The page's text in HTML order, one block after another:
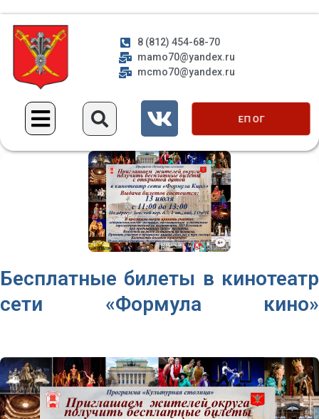
8 (812) 454-68-70
mamo70@yandex.ru
mcmo70@yandex.ru
ЕП ОГ
Бесплатные билеты в кинотеатр
сети «Формула кино»